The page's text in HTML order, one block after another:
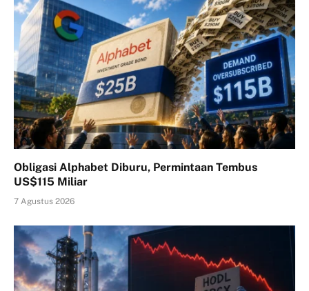
Obligasi Alphabet Diburu, Permintaan Tembus
US$115 Miliar
7 Agustus 2026